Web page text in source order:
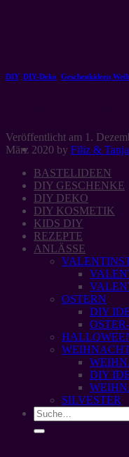
BASTELIDEEN
DIY GESCHENKE
DIY DEKO
DIY KOSMETIK
KIDS DIY
REZEPTE
ANLÄSSE
OSTERN
DIY
DIY
SILVESTER
DIY, DIY-Deko Geschenkideen
Veröffentlicht am 1.
März 2020 by Filiz & Tanja